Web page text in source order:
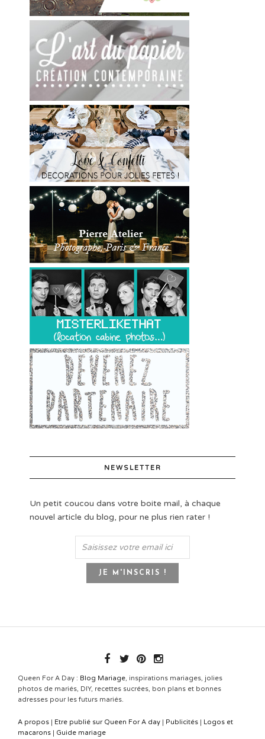
NEWSLETTER
Un petit coucou dans votre boite mail, à chaque
nouvel article du blog, pour ne plus rien rater !
Queen For A Day : Blog Mariage, inspirations mariages, jolies
photos de mariés, DIY, recettes sucrées, bon plans et bonnes
adresses pour les futurs mariés.
A propos | Etre publié sur Queen For A day | Publicités | Logos et
macarons | Guide mariage